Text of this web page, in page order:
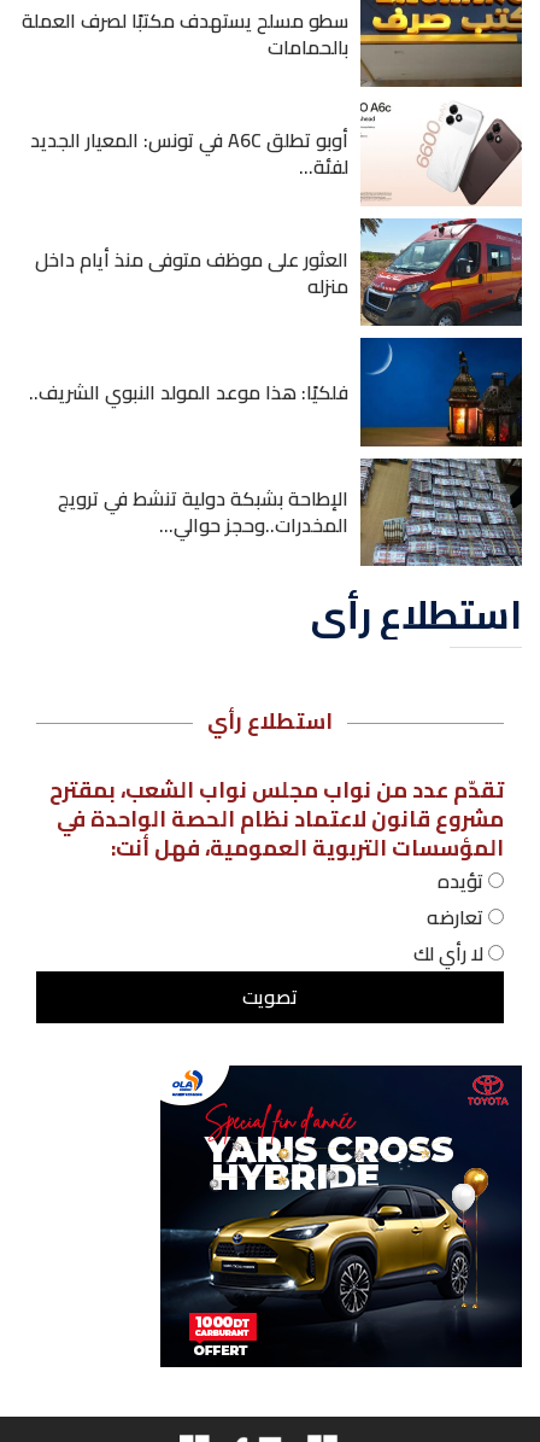
سطو مسلح يستهدف مكتبًا لصرف العملة
بالحمامات
أوبو تطلق A6C في تونس: المعيار الجديد
لفئة...
العثور على موظف متوفى منذ أيام داخل
منزله
فلكيًا: هذا موعد المولد النبوي الشريف..
الإطاحة بشبكة دولية تنشط في ترويج
المخدرات..وحجز حوالي...
استطلاع رأي
استطلاع رأي
تقدّم عدد من نواب مجلس نواب الشعب، بمقترح
مشروع قانون لاعتماد نظام الحصة الواحدة في
المؤسسات التربوية العمومية، فهل أنت:
تؤيده
تعارضه
لا رأي لك